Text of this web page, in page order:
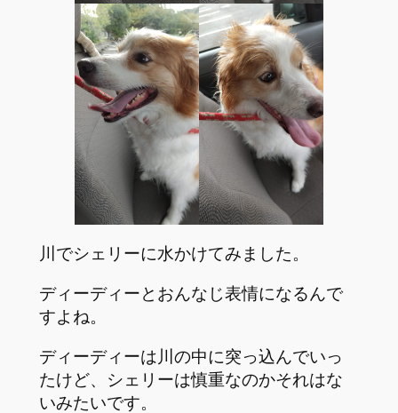
川でシェリーに水かけてみました。
ディーディーとおんなじ表情になるんで
すよね。
ディーディーは川の中に突っ込んでいっ
たけど、シェリーは慎重なのかそれはな
いみたいです。